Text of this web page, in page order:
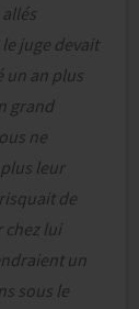
juge devait
un an plus
grand
ne
leur
de
chez lui
un
sous le